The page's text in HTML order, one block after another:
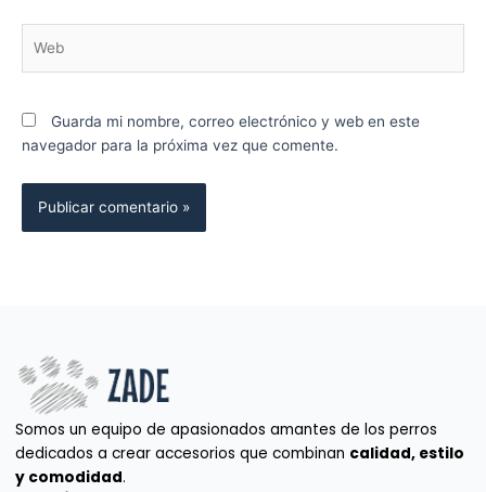
Guarda mi nombre, correo electrónico y web en este
navegador para la próxima vez que comente.
Somos un equipo de apasionados amantes de los perros
dedicados a crear accesorios que combinan calidad, estilo
y comodidad.